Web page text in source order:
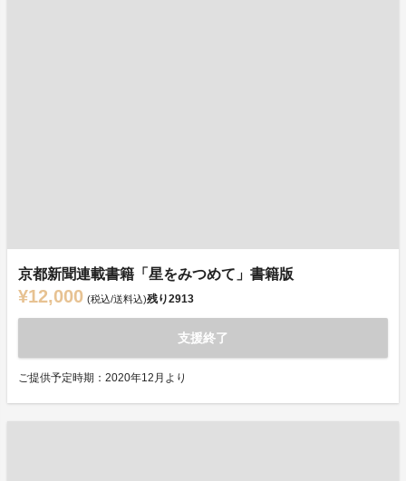
京都新聞連載書籍「星をみつめて」書籍版
¥12,000 (税込/送料込)残り2913
支援終了
ご提供予定時期：2020年12月より